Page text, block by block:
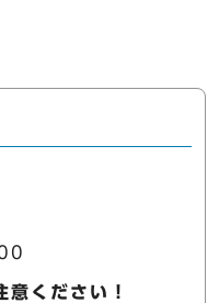
意ください！